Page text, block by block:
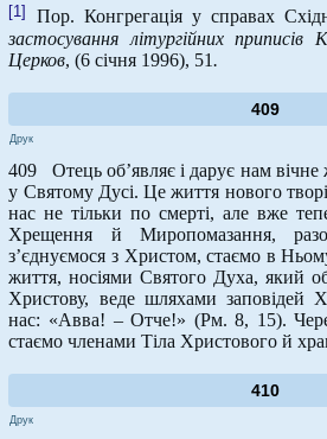
[1] Пор. Конгрегація у справах
застосування літургійних приписів
Церков, (6 січня 1996), 51.
409
Друк
409 Отець об’являє і дарує нам
у Святому Дусі. Це життя нового
нас не тільки по смерті, але вже
Хрещення й Миропомазання,
з’єднуємося з Христом, стаємо в
життя, носіями Святого Духа, який
Христову, веде шляхами заповідей
нас: «Авва! – Отче!» (Рм. 8, 15).
стаємо членами Тіла Христового й
410
Друк